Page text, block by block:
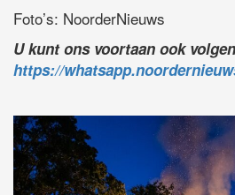
Foto’s: NoorderNieuws
U kunt ons voortaan ook
https://